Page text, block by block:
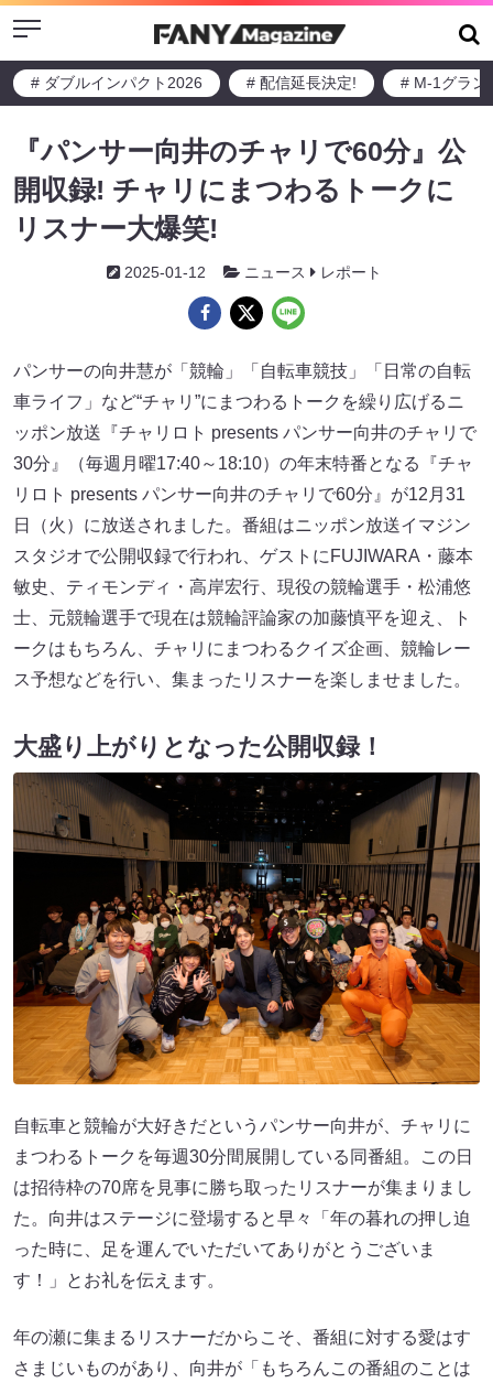
Menu
# ダブルインパクト2026 # 配信延長決定! # M-1グラン
『パンサー向井のチャリで60分』公
開収録! チャリにまつわるトークに
リスナー大爆笑!
2025-01-12 ニュース レポート
パンサーの向井慧が「競輪」「自転車競技」「日常の自転
車ライフ」など“チャリ”にまつわるトークを繰り広げるニ
ッポン放送『チャリロト presents パンサー向井のチャリで
30分』（毎週月曜17:40～18:10）の年末特番となる『チャ
リロト presents パンサー向井のチャリで60分』が12月31
日（火）に放送されました。番組はニッポン放送イマジン
スタジオで公開収録で行われ、ゲストにFUJIWARA・藤本
敏史、ティモンディ・高岸宏行、現役の競輪選手・松浦悠
士、元競輪選手で現在は競輪評論家の加藤慎平を迎え、ト
ークはもちろん、チャリにまつわるクイズ企画、競輪レー
ス予想などを行い、集まったリスナーを楽しませました。
大盛り上がりとなった公開収録！
自転車と競輪が大好きだというパンサー向井が、チャリに
まつわるトークを毎週30分間展開している同番組。この日
は招待枠の70席を見事に勝ち取ったリスナーが集まりまし
た。向井はステージに登場すると早々「年の暮れの押し迫
った時に、足を運んでいただいてありがとうございま
す！」とお礼を伝えます。
年の瀬に集まるリスナーだからこそ、番組に対する愛はす
さまじいものがあり、向井が「もちろんこの番組のことは